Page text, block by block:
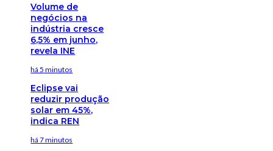
Volume de
negócios na
indústria cresce
6,5% em junho,
revela INE
há 5 minutos
Eclipse vai
reduzir produção
solar em 45%,
indica REN
há 7 minutos